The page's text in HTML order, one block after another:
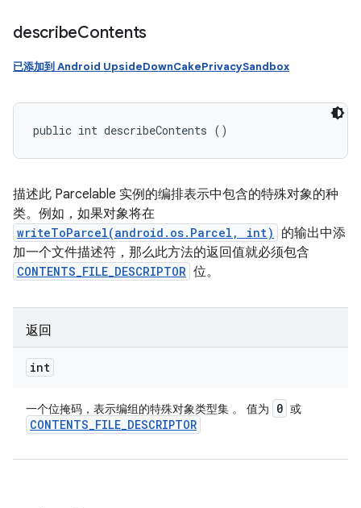
describeContents
已添加到 Android UpsideDownCakePrivacySandbox
public int describeContents ()
描述此 Parcelable 实例的编排表示中包含的特殊对象的种
类。例如，如果对象将在
writeToParcel(android.os.Parcel, int)
的输出中添
加一个文件描述符，那么此方法的返回值就必须包含
CONTENTS_FILE_DESCRIPTOR 位。
返回
int
一个位掩码，表示编组的特殊对象类型集 。 值为 0 或
CONTENTS_FILE_DESCRIPTOR